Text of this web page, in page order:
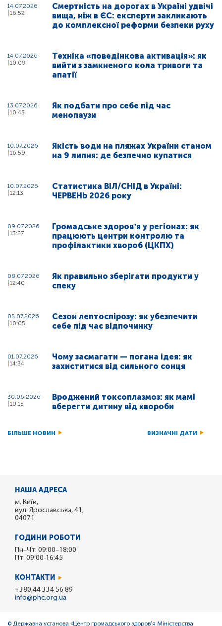
14.07.2026
16:52
Смертність на дорогах в Україні удвічі
вища, ніж в ЄС: експерти закликають
до комплексної реформи безпеки руху
14.07.2026
10:09
Техніка «поведінкова активація»: як
вийти з замкненого кола тривоги та
апатії
13.07.2026
10:43
Як подбати про себе під час
менопаузи
10.07.2026
16:59
Якість води на пляжах України станом
на 9 липня: де безпечно купатися
10.07.2026
12:13
Статистика ВІЛ/СНІД в Україні:
ЧЕРВЕНЬ 2026 року
09.07.2026
13:27
Громадське здоровʼя у регіонах: як
працюють центри контролю та
профілактики хвороб (ЦКПХ)
08.07.2026
12:40
Як правильно зберігати продукти у
спеку
05.07.2026
10:05
Сезон лептоспірозу: як убезпечити
себе під час відпочинку
01.07.2026
14:34
Чому засмагати — погана ідея: як
захиститися від сильного сонця
30.06.2026
10:15
Вроджений токсоплазмоз: як мамі
вберегти дитину від хвороби
БІЛЬШЕ НОВИН ВИЗНАЧНІ ДАТИ
НАША АДРЕСА
м. Київ,
вул. Ярославська, 41,
04071
ГОДИНИ РОБОТИ
Пн–Чт: 09:00–18:00
Пт: 09:00-16:45
КОНТАКТИ
+380 44 334 56 89
info@phc.org.ua
© Державна установа «Центр громадського здоров’я Міністерства